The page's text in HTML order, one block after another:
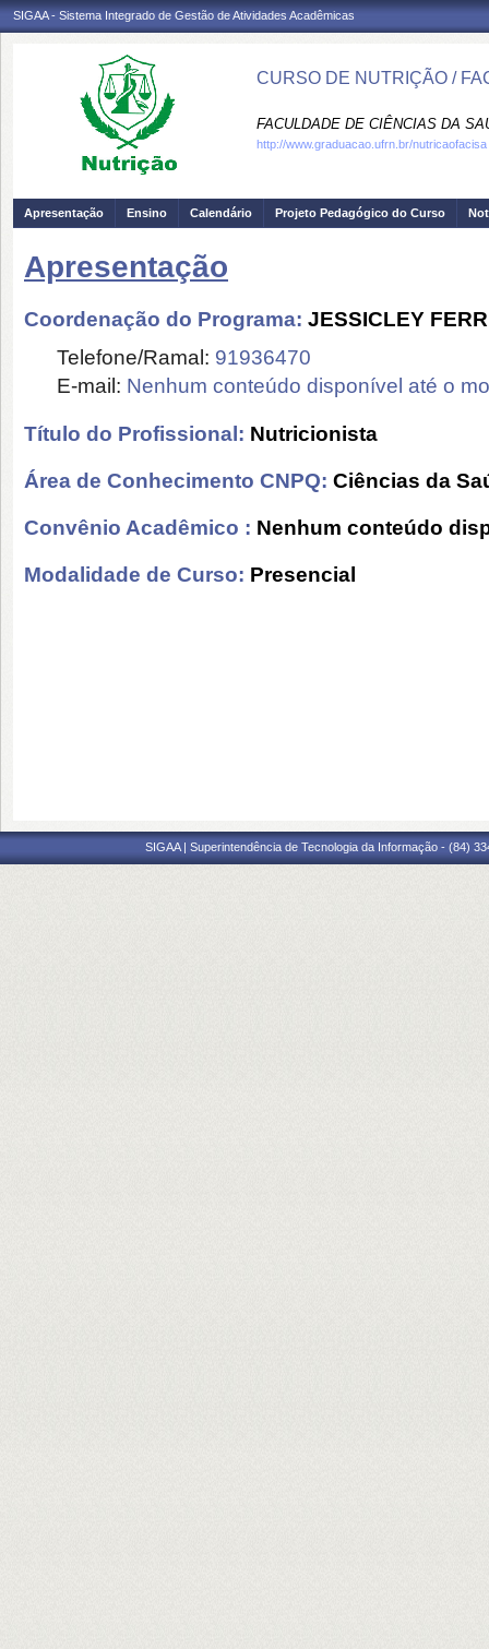
SIGAA - Sistema Integrado de Gestão de Atividades Acadêmicas
CURSO DE NUTRIÇÃO /
FACULDADE DE CIÊNCIAS DA
http://www.graduacao.ufrn.br/nutricaofacisa
Apresentação Ensino Calendário Projeto Pedagógico do Curso
Apresentação
Coordenação do Programa: JESSICLEY
Telefone/Ramal: 91936470
E-mail: Nenhum conteúdo disponível até o
Título do Profissional: Nutricionista
Área de Conhecimento CNPQ: Ciências da
Convênio Acadêmico : Nenhum conteúdo
Modalidade de Curso: Presencial
SIGAA | Superintendência de Tecnologia da Informação - (84)